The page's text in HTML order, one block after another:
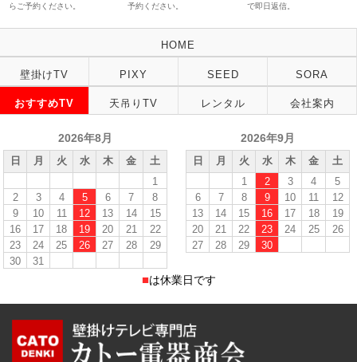
らご予約ください。
予約ください。
で即日返信。
HOME
壁掛けTV PIXY SEED SORA
おすすめTV 天吊りTV レンタル 会社案内
2026年8月
日 月 火 水 木 金
土
1
2
3 4 5 6 7
8
9
10 11 12 13 14
15
16
17 18 19 20 21
22
23
24 25 26 27 28
29
30
31
2026年9月
日 月 火 水 木 金
土
1
2 3 4
5
6
7 8 9 10 11
12
13
14 15 16 17 18
19
20
21 22 23 24 25
26
27
28 29 30
■は休業日です